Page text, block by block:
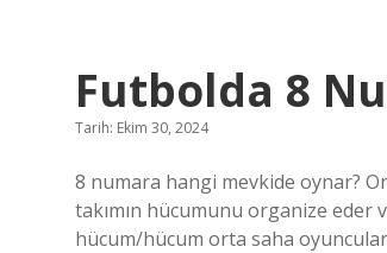
Futbolda 8
Tarih: Ekim 30, 2024
8 numara hangi mevkide oynar?
takımın hücumunu organize eder
hücum/hücum orta saha